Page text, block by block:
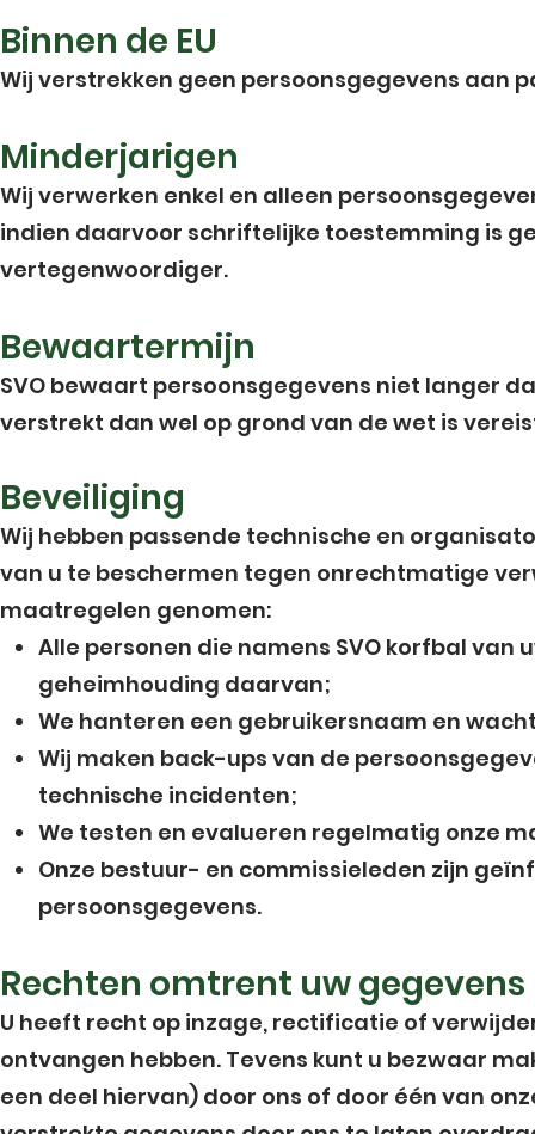
Binnen de EU
Wij verstrekken geen persoonsgegevens aan
Minderjarigen
Wij verwerken enkel en alleen
indien daarvoor schriftelijke toestemming is
vertegenwoordiger.
Bewaartermijn
SVO bewaart persoonsgegevens niet langer
verstrekt dan wel op grond van de wet is
Beveiliging
Wij hebben passende technische en
van u te beschermen tegen onrechtmatige
maatregelen genomen:
Alle personen die namens SVO korfbal van
geheimhouding daarvan;
We hanteren een gebruikersnaam en
Wij maken back-ups van de
technische incidenten;
We testen en evalueren regelmatig onze
Onze bestuur- en commissieleden zijn
persoonsgegevens.
Rechten omtrent uw gegevens
U heeft recht op inzage, rectificatie of
ontvangen hebben. Tevens kunt u bezwaar
een deel hiervan) door ons of door één van